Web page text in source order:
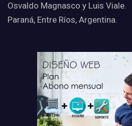
Osvaldo Magnasco y Luis Viale.
Paraná, Entre Ríos, Argentina.